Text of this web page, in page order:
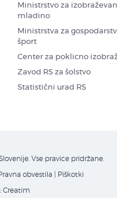
Ministrstvo za
mladino
Ministrstva za
šport
Center za poklicno
Zavod RS za šolstvo
Statistični urad RS
Vse pravice pridržane.
obvestila Piškotki
Creatim